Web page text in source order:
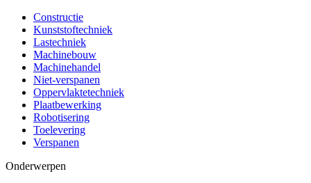
Constructie
Kunststoftechniek
Lastechniek
Machinebouw
Machinehandel
Niet-verspanen
Oppervlaktetechniek
Plaatbewerking
Robotisering
Toelevering
Verspanen
Onderwerpen